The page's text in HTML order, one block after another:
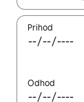
Prihod
Odhod